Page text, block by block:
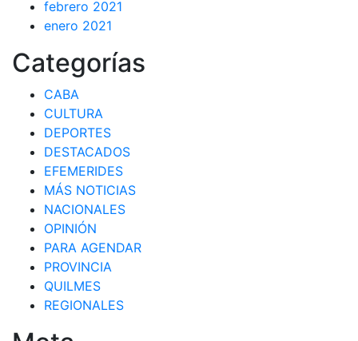
febrero 2021
enero 2021
Categorías
CABA
CULTURA
DEPORTES
DESTACADOS
EFEMERIDES
MÁS NOTICIAS
NACIONALES
OPINIÓN
PARA AGENDAR
PROVINCIA
QUILMES
REGIONALES